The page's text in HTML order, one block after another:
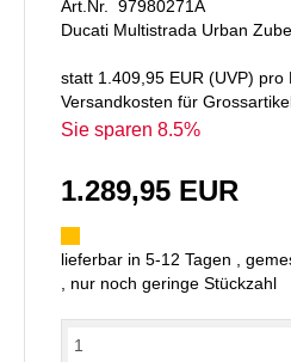
Art.Nr. 97980271A
Ducati Multistrada Urban
statt 1.409,95 EUR (UVP) pro
Versandkosten für
Sie sparen 8.5%
1.289,95 EUR
lieferbar in 5-12 Tagen ,
, nur noch geringe Stückzahl